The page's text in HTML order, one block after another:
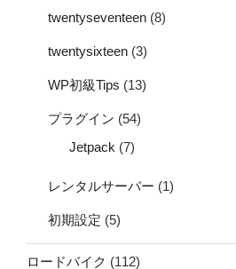
twentyseventeen (8)
twentysixteen (3)
WP初級Tips (13)
プラグイン (54)
Jetpack (7)
レンタルサーバー (1)
初期設定 (5)
ロードバイク (112)